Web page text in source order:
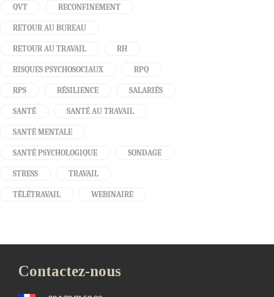
QVT RECONFINEMENT
RETOUR AU BUREAU
RETOUR AU TRAVAIL RH
RISQUES PSYCHOSOCIAUX RPQ
RPS RÉSILIENCE SALARIÉS
SANTÉ SANTÉ AU TRAVAIL
SANTÉ MENTALE
SANTÉ PSYCHOLOGIQUE SONDAGE
STRESS TRAVAIL
TÉLÉTRAVAIL WEBINAIRE
Contactez-nous